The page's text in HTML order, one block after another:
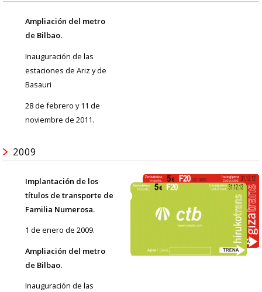
Ampliación del metro
de Bilbao.
Inauguración de las
estaciones de Ariz y de
Basauri
28 de febrero y 11 de
noviembre de 2011.
2009
Implantación de los
títulos de transporte de
Familia Numerosa.
1 de enero de 2009.
Ampliación del metro
de Bilbao.
Inauguración de las